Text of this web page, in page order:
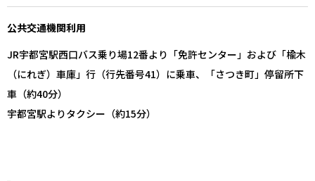
公共交通機関利用
JR宇都宮駅西口バス乗り場12番より「免許センター」および「楡木
（にれぎ）車庫」行（行先番号41）に乗車、「さつき町」停留所下
車（約40分）
宇都宮駅よりタクシー（約15分）